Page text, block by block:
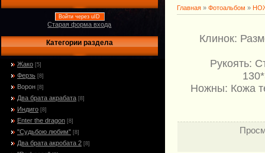
Войти через uID
Старая форма входа
Категории раздела
Жако [5]
Ферзь [8]
Ворон [8]
Два брата акрабата [8]
Индиго [8]
Enter the dragon [8]
"Судьбою любим" [8]
Два брата акробата 2 [8]
Главная » Фотоальбом »
Клинок:
Рукоять:
Ножны: Кожа